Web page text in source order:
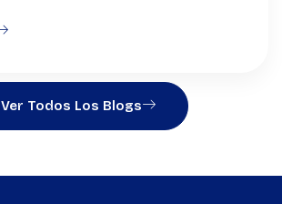
Ver Todos Los Blogs